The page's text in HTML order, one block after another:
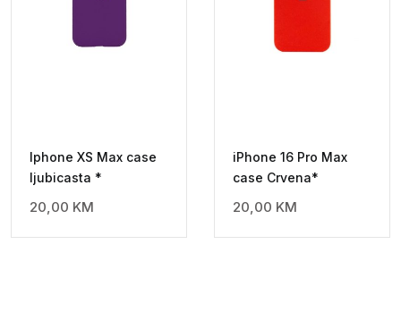
Iphone XS Max case
ljubicasta *
20,00 KM
iPhone 16 Pro Max
case Crvena*
20,00 KM